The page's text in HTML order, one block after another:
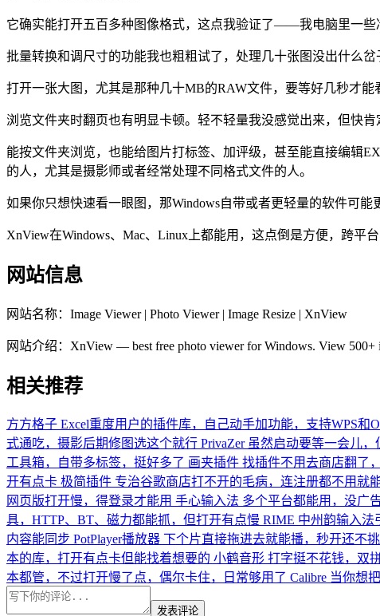
它确实能打开五百多种图像格式，这点我验证了——我电脑里一些
批量转换和调尺寸的功能我也粗粗试了，处理几十张图没出什么
打开一张大图，尤其是那种几十MB的RAW文件，要等好几秒才能
浏览文件夹时翻页也有明显卡顿。轻不轻量我没感觉出来，但快
能按文件夹浏览，也能给图片打标签、加评级，甚至能直接编辑
的人，尤其是摄影师或者经常处理不同格式文件的人。
如果你只想快速看一眼图，那Windows自带或者更轻量的软件可能
XnView在Windows、Mac、Linux上都能用，这点倒是方便，跨平台
网站信息
网站名称： Image Viewer | Photo Viewer | Image Resize | XnView
网站介绍： XnView — best free photo viewer for Windows. View 500+
相关推荐
方方格子 Excel重度用户的插件库，自己动手加功能，支持WPS和
式通吃，摄影后期修图选这个就行 PrivaZer 虽然启动要等一会儿
工具箱，自带多标签，挺好多了 画夹插件 找插件不用去商店翻了
开有点卡 极简插件 专治谷歌商店打不开的毛病，连注册都不用就
网页版打开慢，得登录才能用 手心输入法 多个平台都能用，没广
具，HTTP、BT、磁力都能抓，但打开有点慢 RIME 中州韵输入法
内容能同步 PotPlayer播放器 下个片直接拖进去就能播，秒开还不
本的库，打开有点卡但能找着想要的 小鹤音形 打字挺不花钱，双
本都管，不过打开慢了点，偶尔卡住，日常够用了 Calibre 当你想
发表评论